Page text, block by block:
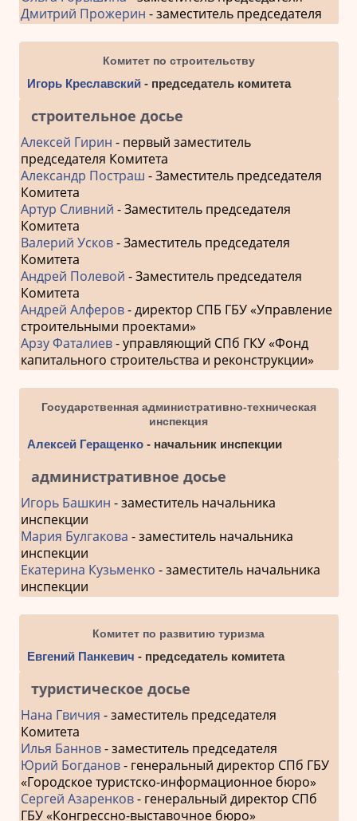
Дмитрий Прожерин - заместитель председателя
Комитет по строительству
Игорь Креславский - председатель комитета
строительное досье
Алексей Гирин - первый заместитель
председателя Комитета
Александр Постраш - Заместитель председателя
Комитета
Артур Сливний - Заместитель председателя
Комитета
Валерий Усков- Заместитель председателя
Комитета
Андрей Полевой - Заместитель председателя
Комитета
Андрей Алферов- директор СПБ ГБУ «Управление
строительными проектами»
Арзу Фаталиев- управляющий СПб ГКУ «Фонд
капитального строительства и реконструкции»
Государственная административно-техническая
инспекция
Алексей Геращенко- начальник инспекции
административное досье
Игорь Башкин - заместитель начальника
инспекции
Мария Булгакова - заместитель начальника
инспекции
Екатерина Кузьменко - заместитель начальника
инспекции
Комитет по развитию туризма
Евгений Панкевич - председатель комитета
туристическое досье
Нана Гвичия - заместитель председателя
Комитета
Илья Баннов- заместитель председателя
Юрий Богданов- генеральный директор СПб ГБУ
«Городское туристско-информационное бюро»
Сергей Азаренков- генеральный директор СПб
ГБУ «Конгрессно-выставочное бюро»